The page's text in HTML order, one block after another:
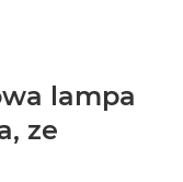
lampa
ze